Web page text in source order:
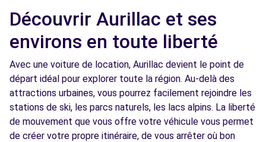
Découvrir Aurillac et ses
environs en toute liberté
Avec une voiture de location, Aurillac devient le point de
départ idéal pour explorer toute la région. Au-delà des
attractions urbaines, vous pourrez facilement rejoindre les
stations de ski, les parcs naturels, les lacs alpins. La liberté
de mouvement que vous offre votre véhicule vous permet
de créer votre propre itinéraire, de vous arrêter où bon